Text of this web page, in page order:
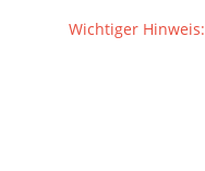
Wichtiger Hinweis: